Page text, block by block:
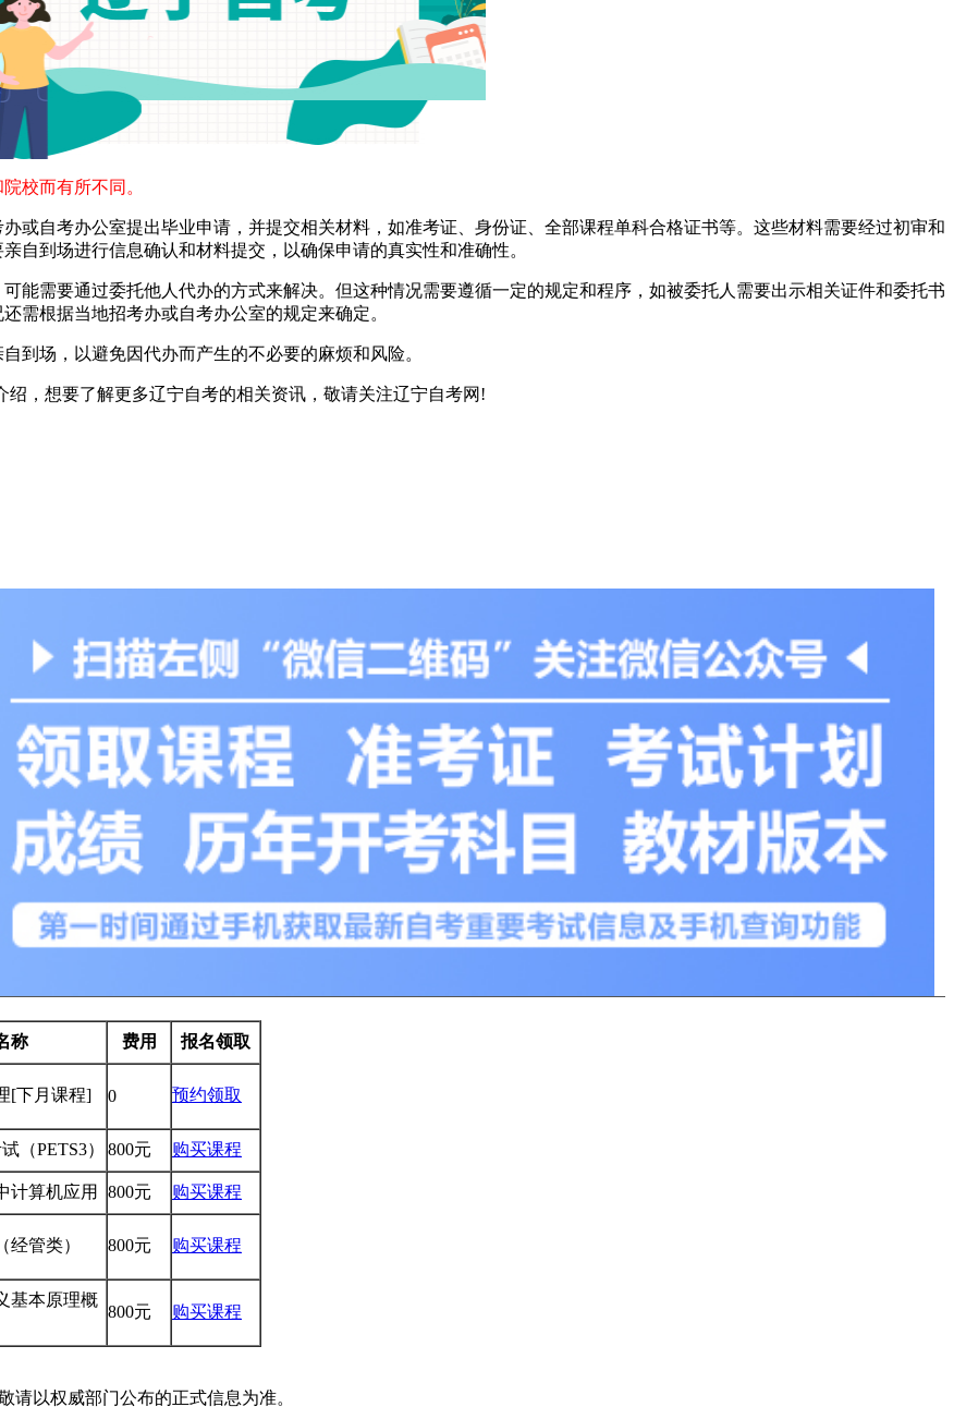
校而有所不同。
自考办公室提出毕业申请，并提交相关材料，如准考证、身份证、全部课程单科合格证书等。这些材料需要经过初审和
自到场进行信息确认和材料提交，以确保申请的真实性和准确性。
需要通过委托他人代办的方式来解决。但这种情况需要遵循一定的规定和程序，如被委托人需要出示相关证件和委托书
需根据当地招考办或自考办公室的规定来确定。
场，以避免因代办而产生的不必要的麻烦和风险。
，想要了解更多辽宁自考的相关资讯，敬请关注辽宁自考网!
称 费用 报名领取
[下月课程] 0 预约领取
（PETS3） 800元 购买课程
计算机应用 800元 购买课程
经管类） 800元 购买课程
基本原理概
800元 购买课程
以权威部门公布的正式信息为准。